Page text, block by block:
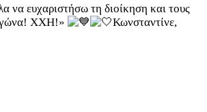
να ευχαριστήσω τη διοίκηση και τους
αγώνα! ΧΧΗ!»
Κωνσταντίνε,